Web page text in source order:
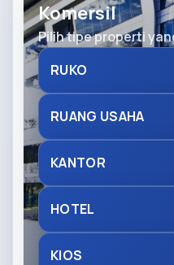
Komersil
Pilih tipe properti
RUKO
RUANG USAHA
KANTOR
HOTEL
KIOS